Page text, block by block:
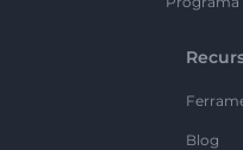
Blog